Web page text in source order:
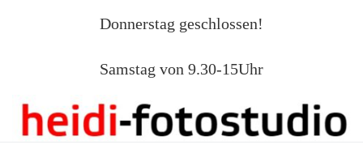
Donnerstag geschlossen!
Samstag von 9.30-15Uhr